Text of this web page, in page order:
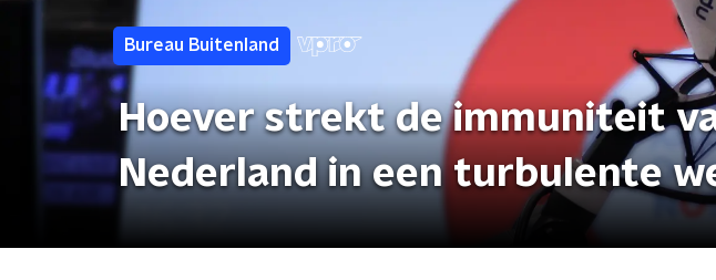
Bureau Buitenland
Hoever strekt de immuniteit
Nederland in een turbulente